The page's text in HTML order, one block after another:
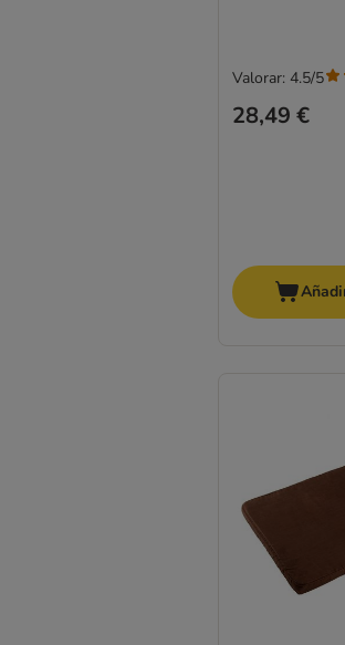
28,49 €
Valorar: 4.5/5